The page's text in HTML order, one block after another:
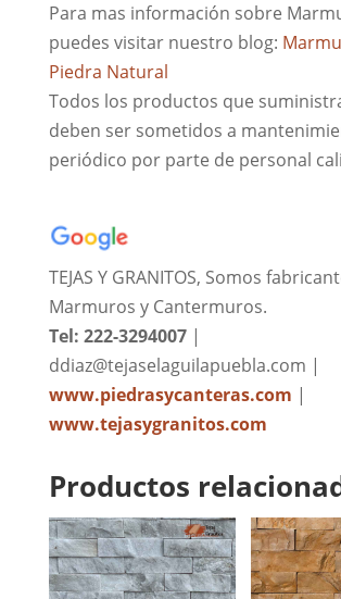
Para mas información sobre
puedes visitar nuestro blog:
Piedra Natural
Todos los productos que
deben ser sometidos a
periódico por parte de personal
TEJAS Y GRANITOS, Somos
Marmuros y Cantermuros.
Tel: 222-3294007|
ddiaz@tejaselaguilapuebla.com |
www.piedrasycanteras.com |
www.tejasygranitos.com
Productos